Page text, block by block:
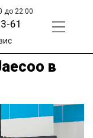
до 22:00
61
в